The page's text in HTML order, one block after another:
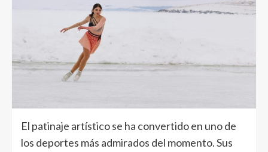
El patinaje artístico se ha convertido en uno de
los deportes más admirados del momento. Sus